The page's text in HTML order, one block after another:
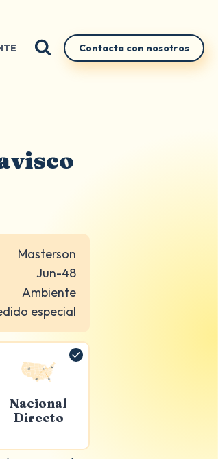
Contacta con nosotros
Masterson
Jun-48
Ambiente
especial
Nacional
Directo